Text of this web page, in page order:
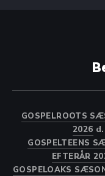
GOSPELROOTS
2026
GOSPELTEENS
EFTERÅR
GOSPELOAKS